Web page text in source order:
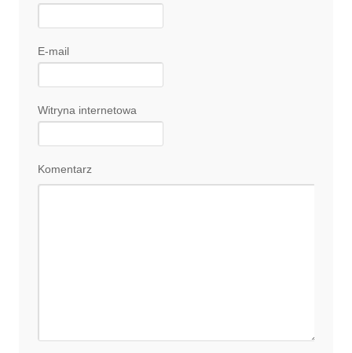
E-mail
Witryna internetowa
Komentarz